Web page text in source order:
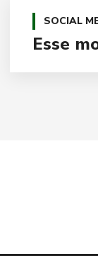
SOCIAL
Esse